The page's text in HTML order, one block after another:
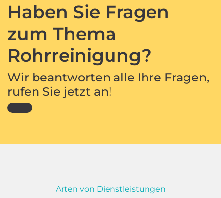
Haben Sie Fragen
zum Thema
Rohrreinigung?
Wir beantworten alle Ihre Fragen,
rufen Sie jetzt an!
Arten von Dienstleistungen